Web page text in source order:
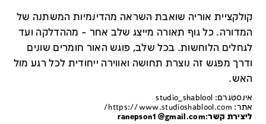
קולקציית אוריה שואבת השראה מהדינמיות המשתנה של
המדורה. כל גוף תאורה מייצג שלב אחר - מההדלקה ועד
לגחלים הלוחשות. בכל שלב, פוגש האור חומרים שונים
ודרך מפגש זה נוצרת תחושה ואווירה ייחודית לכל רגע מול
האש.
אינסטגרם: studio_shablool
אתר: https://www.studioshablool.com/
ליצירת קשר:ranepson1@gmail.com